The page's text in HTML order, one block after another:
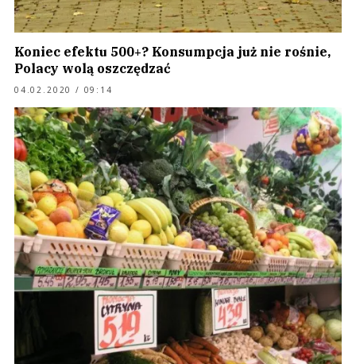
Koniec efektu 500+? Konsumpcja już nie rośnie,
Polacy wolą oszczędzać
04.02.2020 / 09:14